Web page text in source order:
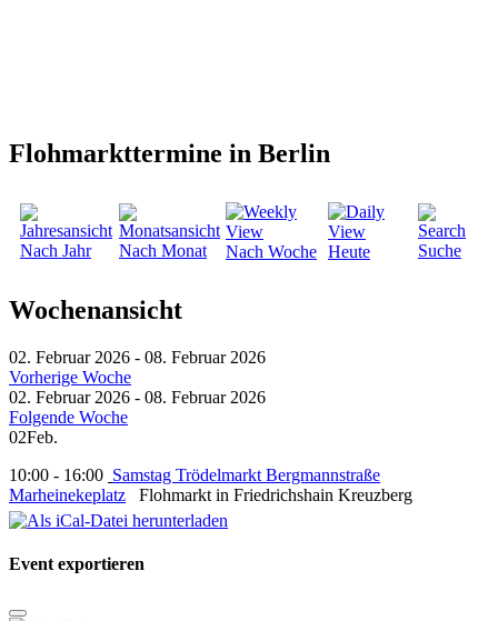
Flohmarkttermine in Berlin
Nach Jahr Nach Monat Nach Woche Heute Suche
Wochenansicht
02. Februar 2026 - 08. Februar 2026
Vorherige Woche
02. Februar 2026 - 08. Februar 2026
Folgende Woche
02Feb.
10:00 - 16:00 Samstag Trödelmarkt Bergmannstraße
Marheinekeplatz Flohmarkt in Friedrichshain Kreuzberg
Event exportieren